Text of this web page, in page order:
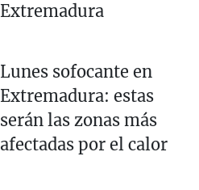
Extremadura
Lunes sofocante en
Extremadura: estas
serán las zonas más
afectadas por el calor